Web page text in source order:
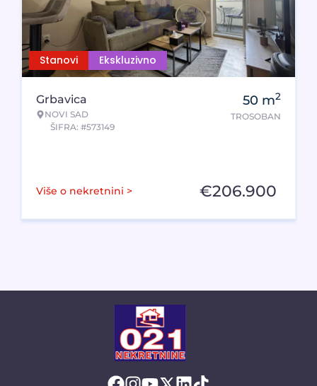
Stanovi Ekskluzivno
Grbavica
NOVI SAD
ŠIFRA: #573149
50 m2
TROSOBAN
Više o nekretnini > €206.900